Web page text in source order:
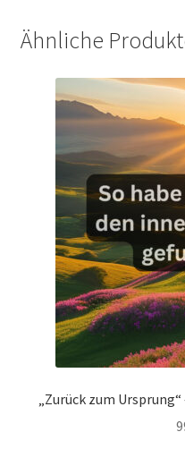
Ähnliche
„Zurück zum